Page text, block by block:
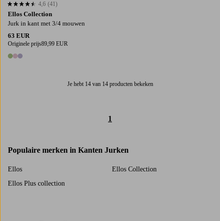
Ellos Collection
Jurk in kant met 3/4 mouwen
63 EUR
Originele prijs89,99 EUR
3 kleuren
4,6 op basis van 41 beoordelingen
4,6 (41)
Je hebt 14 van 14 producten bekeken
1
Populaire merken in Kanten Jurken
Ellos
Ellos Collection
Ellos Plus collection